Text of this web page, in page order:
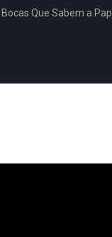
Bocas Que Sabem a